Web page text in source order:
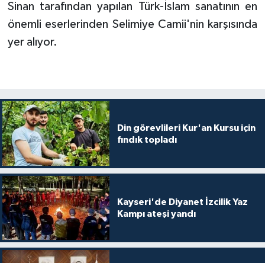
Sinan tarafından yapılan Türk-İslam sanatının en
önemli eserlerinden Selimiye Camii'nin karşısında
yer alıyor.
Din görevlileri Kur'an Kursu için
fındık topladı
Kayseri'de Diyanet İzcilik Yaz
Kampı ateşi yandı
Karaman Müftülüğü
Kars Müftülüğü
Kayseri Müftülüğü
Kilis Müftülüğü
Kırıkkale Müftülüğü
Kırklareli Müftülüğü
Kırşehir Müftülüğü
Kocaeli Müftülüğü